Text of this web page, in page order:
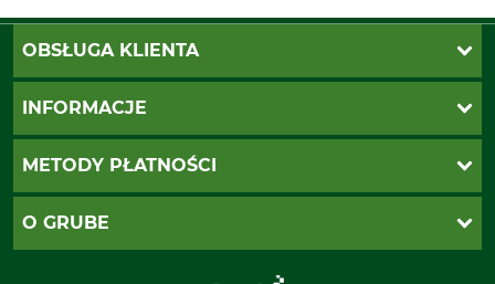
OBSŁUGA KLIENTA
Katalogi Grube
Ustawienia plików cookie
INFORMACJE
Koszty dostawy
METODY PŁATNOŚCI
PayU
O GRUBE